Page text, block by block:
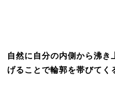
自然に自分の内側から沸き
げることで輪郭を帯びてく